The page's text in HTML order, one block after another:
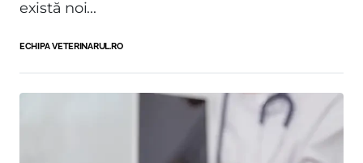
există noi...
ECHIPA VETERINARUL.RO